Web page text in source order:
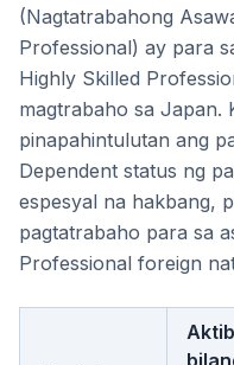
(Nagtatrabahong
Professional) ay para
Highly Skilled
magtrabaho sa Japan.
pinapahintulutan ang
Dependent status ng
espesyal na hakbang,
pagtatrabaho para sa
Professional foreign